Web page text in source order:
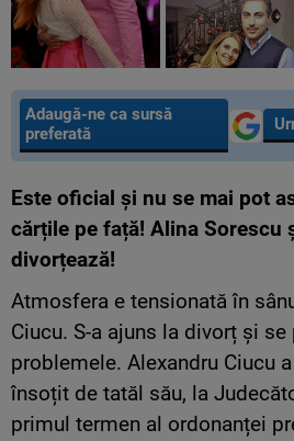
Adaugă-ne ca sursă
preferată
Este oficial și nu se mai pot
cărțile pe față! Alina Sorescu
divorțează!
Atmosfera e tensionată în
Ciucu. S-a ajuns la divorț și se
problemele. Alexandru Ciucu
însoțit de tatăl său, la
primul termen al ordonanței